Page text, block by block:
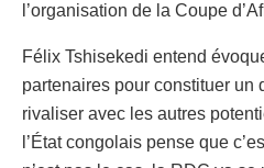
l’organisation de la Coupe
Félix Tshisekedi entend
partenaires pour constituer un
rivaliser avec les autres
l’État congolais pense que